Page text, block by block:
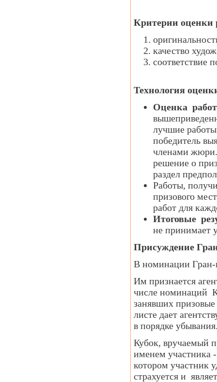
Критерии оценки
качество
соответствие
Технология
Оценка работ
лучшие
победитель
членами жюри.
решение о
раздел
Работы,
призового
работ для
Итоговые
не принимает
Присуждение
В номинации Гран-
Им признается
числе номинаций
занявших
листе дает
в порядке
Кубок, вручаемый
именем участника
котором участник
страхуется и